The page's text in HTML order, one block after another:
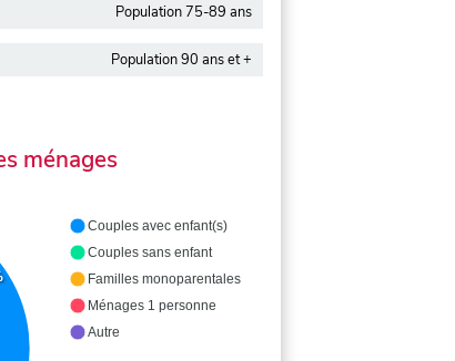
Population 75-89 ans
Population 90 ans et +
ménages
Couples avec enfant(s)
Couples sans enfant
Familles monoparentales
Ménages 1 personne
Autre